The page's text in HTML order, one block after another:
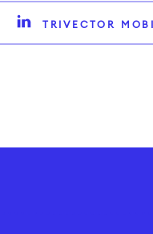
TRIVECTOR